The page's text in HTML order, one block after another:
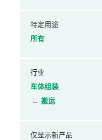
特定用途
所有
行业
车体组装
搬运
仅显示新产品